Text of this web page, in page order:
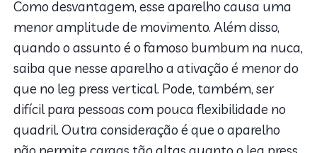
Como desvantagem, esse aparelho causa uma
menor amplitude de movimento. Além disso,
quando o assunto é o famoso bumbum na nuca,
saiba que nesse aparelho a ativação é menor do
que no leg press vertical. Pode, também, ser
difícil para pessoas com pouca flexibilidade no
quadril. Outra consideração é que o aparelho